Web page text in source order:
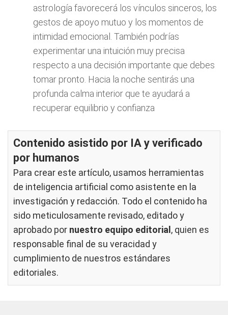
astrología favorecerá los vínculos sinceros, los
gestos de apoyo mutuo y los momentos de
intimidad emocional. También podrías
experimentar una intuición muy precisa
respecto a una decisión importante que debes
tomar pronto. Hacia la noche sentirás una
profunda calma interior que te ayudará a
recuperar equilibrio y confianza
Contenido asistido por IA y verificado
por humanos
Para crear este artículo, usamos herramientas
de inteligencia artificial como asistente en la
investigación y redacción. Todo el contenido ha
sido meticulosamente revisado, editado y
aprobado por nuestro equipo editorial , quien es
responsable final de su veracidad y
cumplimiento de nuestros estándares
editoriales.